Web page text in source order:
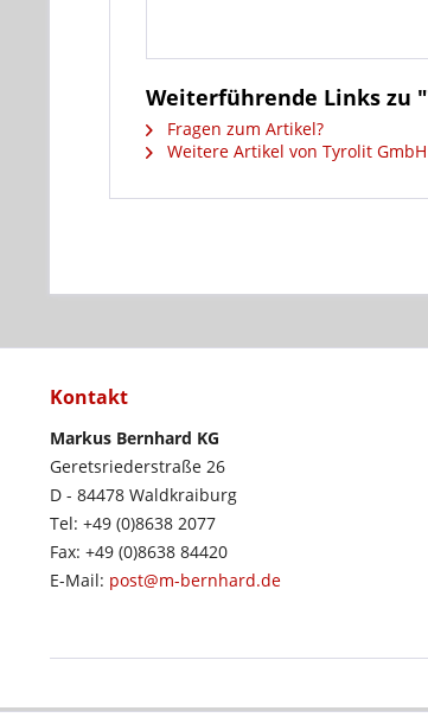
Weiterführende Links zu
Fragen zum Artikel?
Weitere Artikel von Tyrolit GmbH
Kontakt
Markus Bernhard KG
Geretsriederstraße 26
D - 84478 Waldkraiburg
Tel: +49 (0)8638 2077
Fax: +49 (0)8638 84420
E-Mail: post@m-bernhard.de